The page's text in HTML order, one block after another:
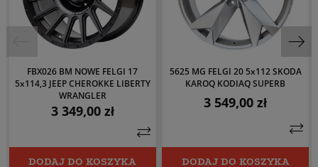
FBX026 BM NOWE FELGI 17
5x114,3 JEEP CHEROKKE LIBERTY
WRANGLER
Cena
3 349,00 zł
DODAJ DO KOSZYKA
5625 MG FELGI 20 5x112 SKODA
KAROQ KODIAQ SUPERB
Cena
3 549,00 zł
DODAJ DO KOSZYKA